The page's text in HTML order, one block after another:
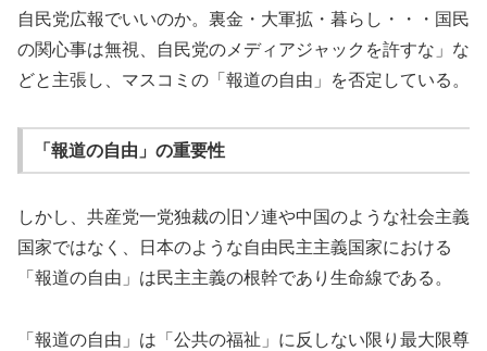
自民党広報でいいのか。裏金・大軍拡・暮らし・・・国民
の関心事は無視、自民党のメディアジャックを許すな」な
どと主張し、マスコミの「報道の自由」を否定している。
「報道の自由」の重要性
しかし、共産党一党独裁の旧ソ連や中国のような社会主義
国家ではなく、日本のような自由民主主義国家における
「報道の自由」は民主主義の根幹であり生命線である。
「報道の自由」は「公共の福祉」に反しない限り最大限尊